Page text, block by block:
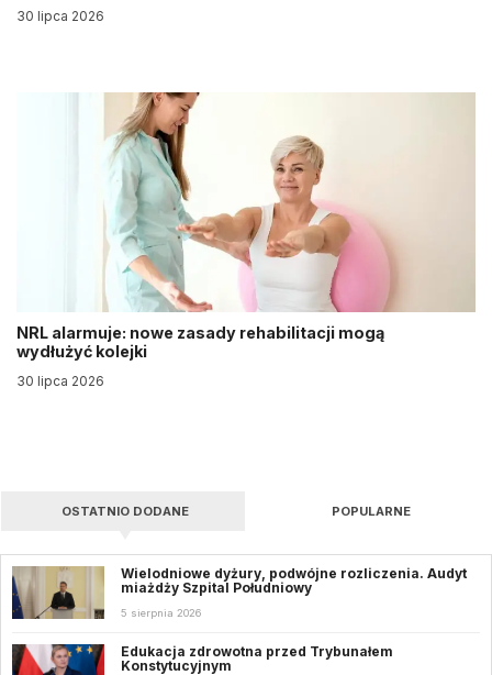
30 lipca 2026
NRL alarmuje: nowe zasady rehabilitacji mogą
wydłużyć kolejki
30 lipca 2026
OSTATNIO DODANE POPULARNE
Wielodniowe dyżury, podwójne rozliczenia. Audyt
miażdży Szpital Południowy
5 sierpnia 2026
Edukacja zdrowotna przed Trybunałem
Konstytucyjnym